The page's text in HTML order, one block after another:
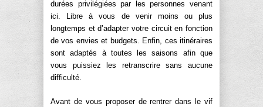
durées privilégiées par les personnes venant
ici. Libre à vous de venir moins ou plus
longtemps et d’adapter votre circuit en fonction
de vos envies et budgets. Enfin, ces itinéraires
sont adaptés à toutes les saisons afin que
vous puissiez les retranscrire sans aucune
difficulté.
Avant de vous proposer de rentrer dans le vif